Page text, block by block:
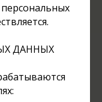
ДАННЫХ